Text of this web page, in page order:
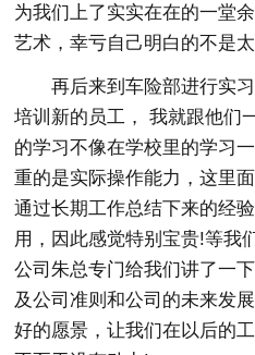
为我们上了实实在在的一堂
艺术，幸亏自己明白的不是
再后来到车险部进行实
培训新的员工， 我就跟他们
的学习不像在学校里的学习
重的是实际操作能力，这里
通过长期工作总结下来的经
用，因此感觉特别宝贵!等我
公司朱总专门给我们讲了一
及公司准则和公司的未来发
好的愿景，让我们在以后的